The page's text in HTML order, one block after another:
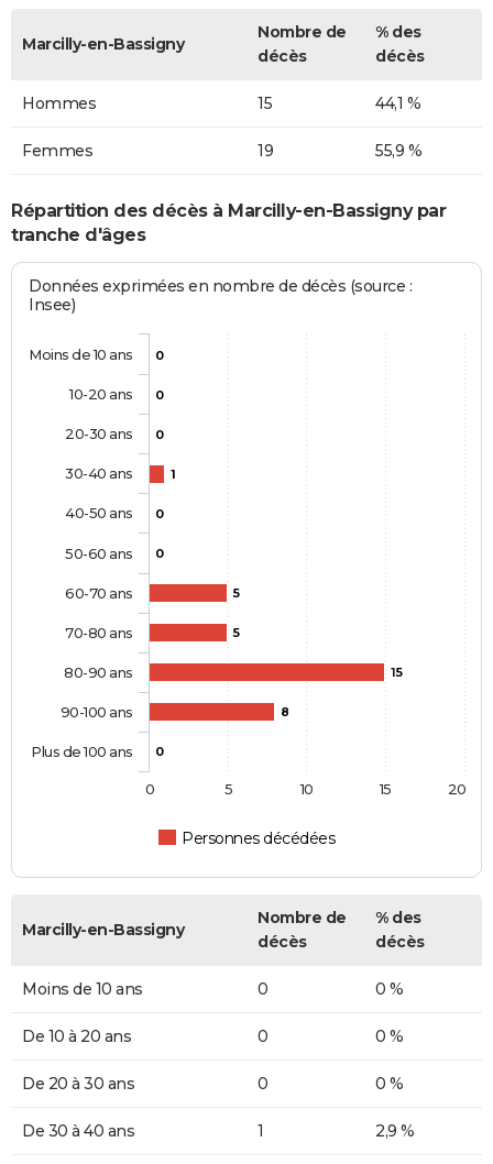
Marcilly-en-Bassigny
Nombre de
décès
% des
décès
Hommes 15 44,1 %
Femmes 19 55,9 %
Répartition des décès à Marcilly-en-Bassigny par
tranche d'âges
Données exprimées en nombre de décès (source :
Insee)
0
0
0
1
0
0
5
5
15
8
0
Personnes décédées
Moins de 10 ans
10-20 ans
20-30 ans
30-40 ans
40-50 ans
50-60 ans
60-70 ans
70-80 ans
80-90 ans
90-100 ans
Plus de 100 ans
0 5 10 15 20
Marcilly-en-Bassigny
Nombre de
décès
% des
décès
Moins de 10 ans 0 0 %
De 10 à 20 ans 0 0 %
De 20 à 30 ans 0 0 %
De 30 à 40 ans 1 2,9 %